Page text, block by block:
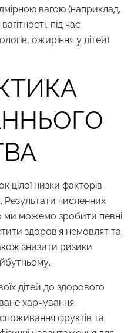
вагою (наприклад,
під час
ожиріння у дітей).
цілої низки факторів
Результати численних
ми можемо зробити певні
здоров’я немовлят та
знизити ризики
дітей до здорового
харчування,
фруктів та